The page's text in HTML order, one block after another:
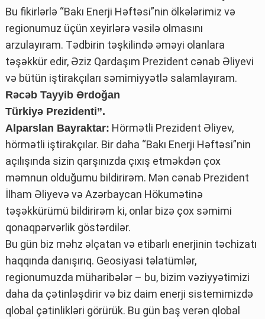
Bu fikirlərlə “Bakı Enerji Həftəsi”nin ölkələrimiz və
regionumuz üçün xeyirlərə vəsilə olmasını
arzulayıram. Tədbirin təşkilində əməyi olanlara
təşəkkür edir, Əziz Qardaşım Prezident cənab Əliyevi
və bütün iştirakçıları səmimiyyətlə salamlayıram.
Rəcəb Tayyib Ərdoğan
Türkiyə Prezidenti”.
Alparslan Bayraktar: Hörmətli Prezident Əliyev,
hörmətli iştirakçılar. Bir daha “Bakı Enerji Həftəsi”nin
açılışında sizin qarşınızda çıxış etməkdən çox
məmnun olduğumu bildirirəm. Mən cənab Prezident
İlham Əliyevə və Azərbaycan Hökumətinə
təşəkkürümü bildirirəm ki, onlar bizə çox səmimi
qonaqpərvərlik göstərdilər.
Bu gün biz məhz əlçatan və etibarlı enerjinin təchizatı
haqqında danışırıq. Geosiyasi təlatümlər,
regionumuzda müharibələr – bu, bizim vəziyyətimizi
daha da çətinləşdirir və biz daim enerji sistemimizdə
qlobal çətinlikləri görürük. Bu gün baş verən qlobal